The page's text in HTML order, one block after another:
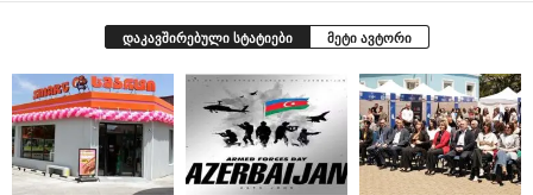
დაკავშირებული სტატიები მეტი ავტორი